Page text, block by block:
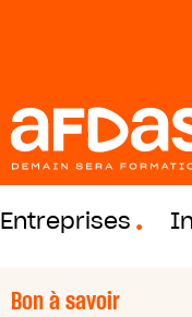
Entreprises
Bon à savoir